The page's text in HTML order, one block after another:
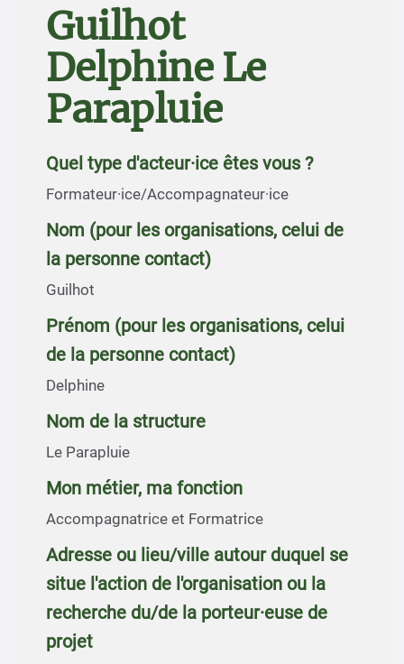
Guilhot
Delphine Le
Parapluie
Quel type d'acteur·ice êtes vous ?
Formateur·ice/Accompagnateur·ice
Nom (pour les organisations, celui de
la personne contact)
Guilhot
Prénom (pour les organisations, celui
de la personne contact)
Delphine
Nom de la structure
Le Parapluie
Mon métier, ma fonction
Accompagnatrice et Formatrice
Adresse ou lieu/ville autour duquel se
situe l'action de l'organisation ou la
recherche du/de la porteur·euse de
projet